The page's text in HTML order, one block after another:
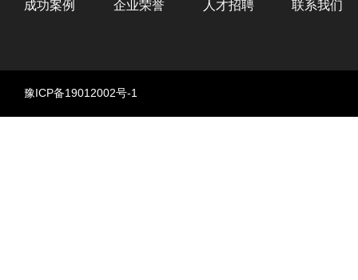
成功案例 企业荣誉 人才招聘 联系我们
豫ICP备19012002号-1